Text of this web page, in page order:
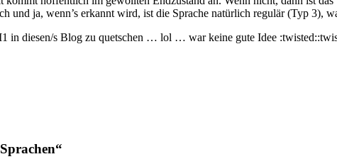
und ja, wenn’s erkannt wird, ist die Sprache natürlich regulär (Typ 3),
in diesen/s Blog zu quetschen … lol … war keine gute Idee